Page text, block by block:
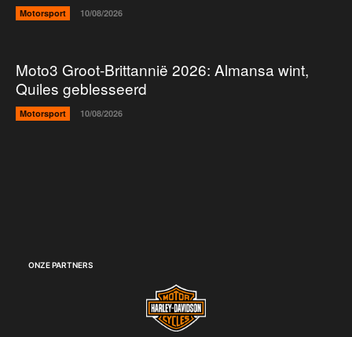
Motorsport 10/08/2026
Moto3 Groot-Brittannië 2026: Almansa wint,
Quiles geblesseerd
Motorsport 10/08/2026
ONZE PARTNERS